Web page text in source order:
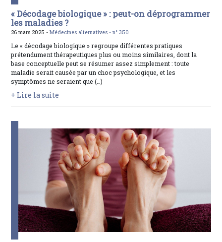
« Décodage biologique » : peut-on déprogrammer
les maladies ?
26 mars 2025 -Médecines alternatives -n° 350
Le « décodage biologique » regroupe différentes pratiques
prétendument thérapeutiques plus ou moins similaires, dont la
base conceptuelle peut se résumer assez simplement : toute
maladie serait causée par un choc psychologique, et les
symptômes ne seraient que (…)
+ Lire la suite